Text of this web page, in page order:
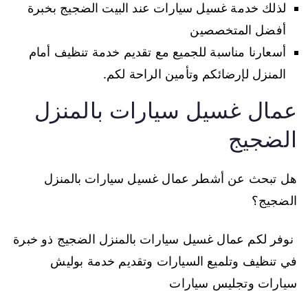
لذلك خدمة غسيل سيارات عند البيت الضجيج بخبرة
أفضل المتخصصين
أسعارنا مناسبة للجميع مع تقديم خدمة تنظيف أمام
المنزل لإرضائكم وتأمين الراحة لكم.
عمال غسيل سيارات بالمنزل
الضجيج
هل تبحث عن أشطر عمال غسيل سيارات بالمنزل
الضجيج؟
نوفر لكم عمال غسيل سيارات بالمنزل الضجيج ذو خبرة
في تنظيف وتلميع السيارات وتقديم خدمة بوليش
سيارات وتجليس سيارات